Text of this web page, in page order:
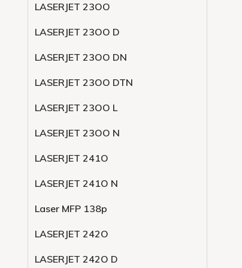
LASERJET 23OO
LASERJET 23OO D
LASERJET 23OO DN
LASERJET 23OO DTN
LASERJET 23OO L
LASERJET 23OO N
LASERJET 241O
LASERJET 241O N
Laser MFP 138p
LASERJET 242O
LASERJET 242O D